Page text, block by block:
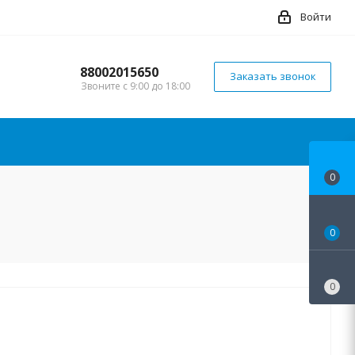
Войти
88002015650
Звоните с 9:00 до 18:00
Заказать звонок
0
0
0